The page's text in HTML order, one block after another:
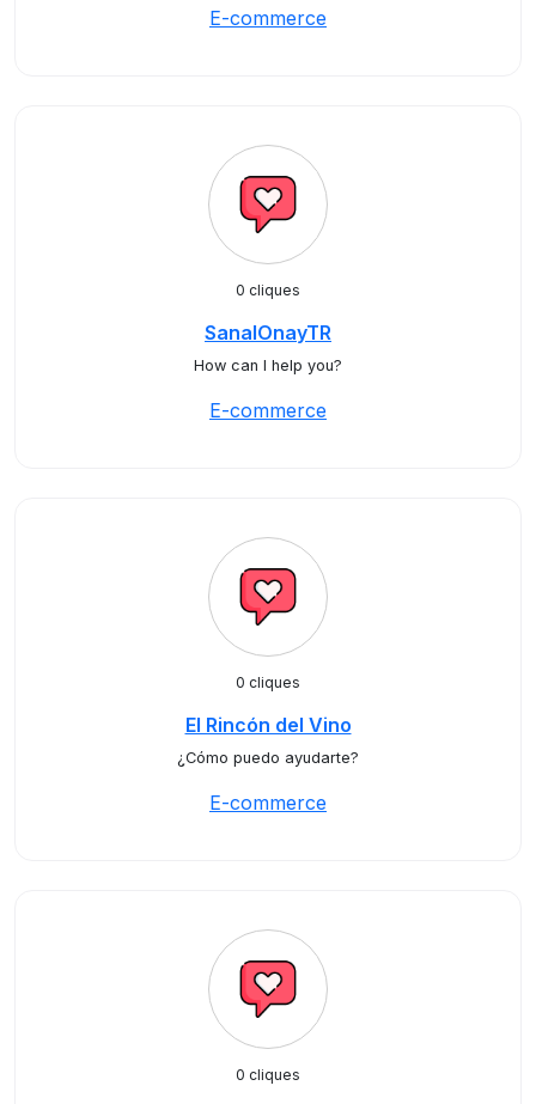
E-commerce
0 cliques
SanalOnayTR
How can I help you?
E-commerce
0 cliques
El Rincón del Vino
¿Cómo puedo ayudarte?
E-commerce
0 cliques